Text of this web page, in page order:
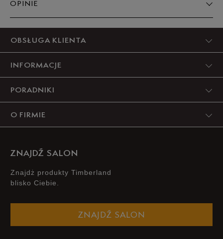
OPINIE
OBSŁUGA KLIENTA
INFORMACJE
PORADNIKI
O FIRMIE
ZNAJDŹ SALON
Znajdż produkty Timberland
blisko Ciebie.
ZNAJDŹ SALON